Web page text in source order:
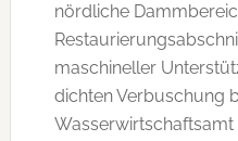
nördliche
maschineller
dichten Verbuschung
Wasserwirtschaftsamt